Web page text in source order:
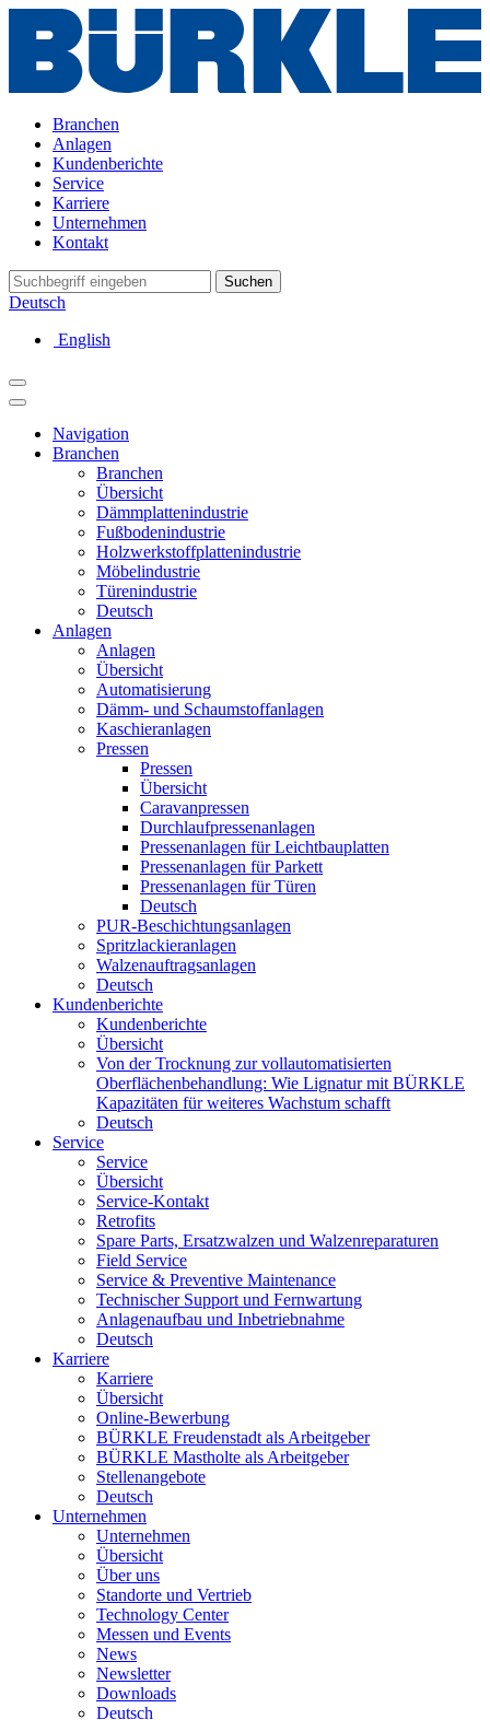
Branchen
Anlagen
Kundenberichte
Service
Karriere
Unternehmen
Kontakt
Suchen
Deutsch
English
Navigation
Branchen
Branchen
Übersicht
Dämmplattenindustrie
Fußbodenindustrie
Holzwerkstoffplattenindustrie
Möbelindustrie
Türenindustrie
Deutsch
Anlagen
Anlagen
Übersicht
Automatisierung
Dämm- und Schaumstoffanlagen
Kaschieranlagen
Pressen
Pressen
Übersicht
Caravanpressen
Durchlaufpressenanlagen
Pressenanlagen für Leichtbauplatten
Pressenanlagen für Parkett
Pressenanlagen für Türen
Deutsch
PUR-Beschichtungsanlagen
Spritzlackieranlagen
Walzenauftragsanlagen
Deutsch
Kundenberichte
Kundenberichte
Übersicht
Von der Trocknung zur vollautomatisierten
Oberflächenbehandlung: Wie Lignatur mit BÜRKLE
Kapazitäten für weiteres Wachstum schafft
Deutsch
Service
Service
Übersicht
Service-Kontakt
Retrofits
Spare Parts, Ersatzwalzen und Walzenreparaturen
Field Service
Service & Preventive Maintenance
Technischer Support und Fernwartung
Anlagenaufbau und Inbetriebnahme
Deutsch
Karriere
Karriere
Übersicht
Online-Bewerbung
BÜRKLE Freudenstadt als Arbeitgeber
BÜRKLE Mastholte als Arbeitgeber
Stellenangebote
Deutsch
Unternehmen
Unternehmen
Übersicht
Über uns
Standorte und Vertrieb
Technology Center
Messen und Events
News
Newsletter
Downloads
Deutsch